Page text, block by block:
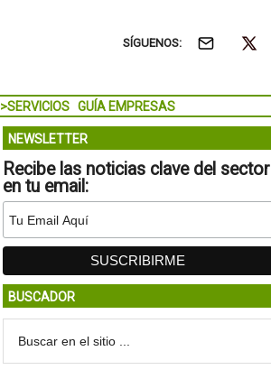
SÍGUENOS:
>SERVICIOS GUÍA EMPRESAS
NEWSLETTER
Recibe las noticias clave del sector
en tu email:
BUSCADOR